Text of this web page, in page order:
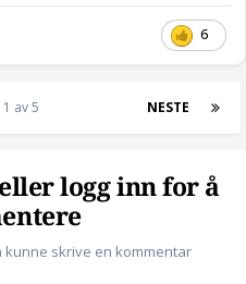
6
NESTE
1 av 5
logg inn for å
skrive en kommentar